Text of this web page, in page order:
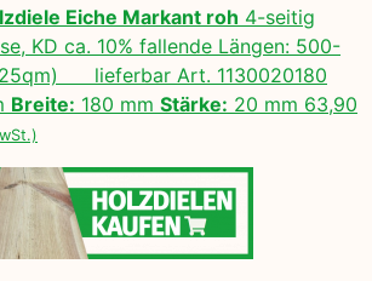
Eiche Markant roh 4-seitig
KD ca. 10% fallende Längen: 500-
lieferbar Art. 1130020180
Breite: 180 mm Stärke: 20 mm 63,90